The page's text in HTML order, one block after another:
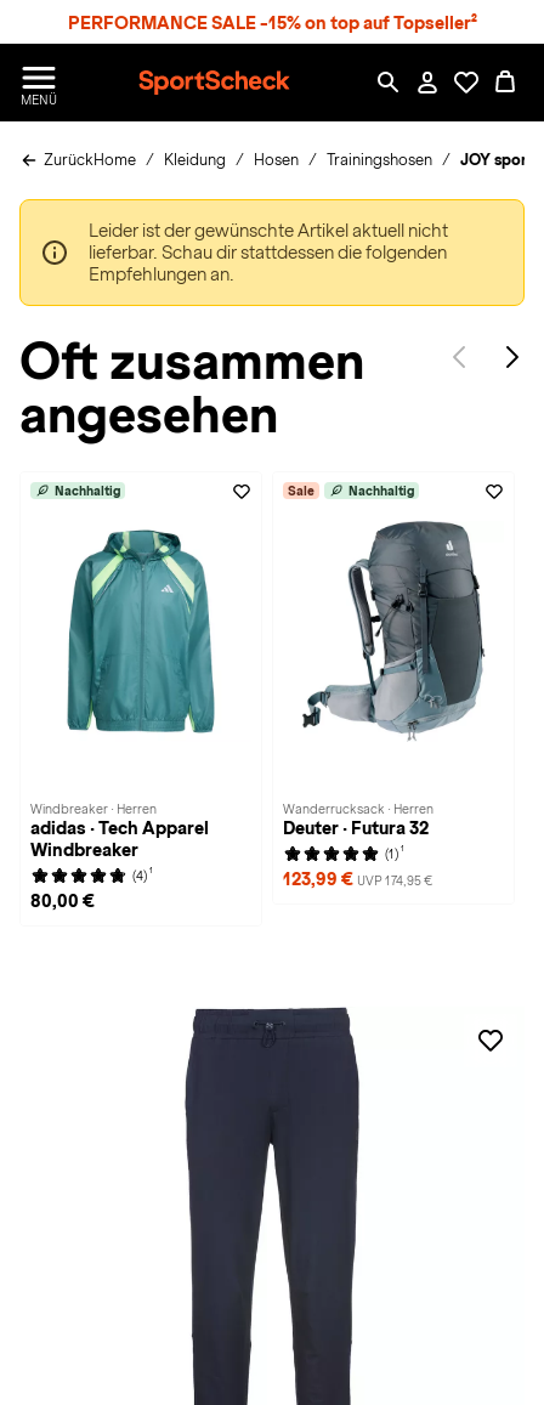
PERFORMANCE SALE -15% on top auf Topseller²
MENÜ
p
r
c
h
e
ZurückHome Kleidung Hosen Trainingshosen JOY
Leider ist der gewünschte Artikel aktuell nicht
lieferbar. Schau dir stattdessen die folgenden
Empfehlungen an.
Oft zusammen
angesehen
Nachhaltig
Windbreaker · Herren
adidas · Tech Apparel
Windbreaker
(4) 1
80,00 €
Sale Nachhaltig
Wanderrucksack · Herren
Deuter · Futura 32
(1) 1
123,99 € UVP 174,95 €